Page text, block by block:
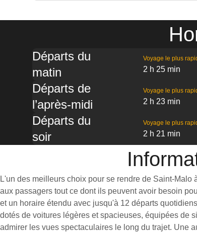
Départs du
matin
Voyage le plus
2 h 25 min
Départs de
l’après-midi
Voyage le plus
2 h 23 min
Départs du
soir
Voyage le plus
2 h 21 min
L'un des meilleurs choix pour se rendre de Saint-
aux passagers tout ce dont ils peuvent avoir besoin
et un horaire étendu avec jusqu'à 12 départs
dotés de voitures légères et spacieuses, équipées de
admirer les vues spectaculaires le long du trajet. Une